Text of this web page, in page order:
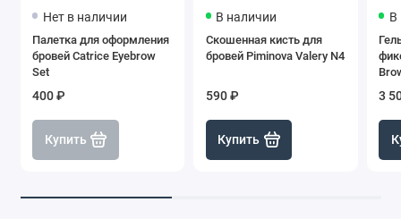
Нет в наличии
Палетка для оформления
бровей Catrice Eyebrow
Set
400 ₽
Купить
В наличии
Скошенная кисть для
бровей Piminova Valery N4
590 ₽
Купить
В
3